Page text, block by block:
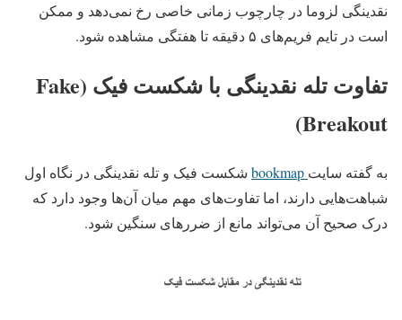
نقدینگی لزوما در چارچوب زمانی خاصی رخ نمی‌دهد و ممکن
است در تایم‌ فریم‌های ۵ دقیقه تا هفتگی مشاهده شود.
تفاوت تله نقدینگی با شکست فیک (Fake
Breakout)
به گفته سایت bookmap شکست فیک و تله نقدینگی در نگاه اول
شباهت‌هایی دارند، اما تفاوت‌های مهم میان آن‌ها وجود دارد که
درک صحیح آن می‌تواند مانع از ضررهای سنگین شود.